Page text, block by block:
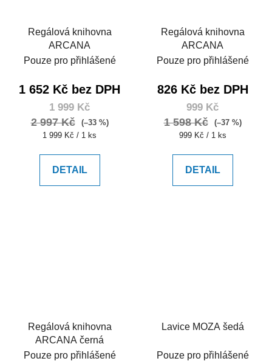
Regálová knihovna
ARCANA
Pouze pro přihlášené
1 652 Kč bez DPH
1 999 Kč
2 997 Kč
(–33 %)
Měrná
1 999 Kč / 1 ks
DETAIL
Regálová knihovna
ARCANA
Pouze pro přihlášené
826 Kč bez DPH
999 Kč
1 598 Kč
(–37 %)
Měrná
999 Kč / 1 ks
DETAIL
Regálová knihovna
ARCANA černá
Pouze pro přihlášené
Lavice MOZA šedá
Pouze pro přihlášené